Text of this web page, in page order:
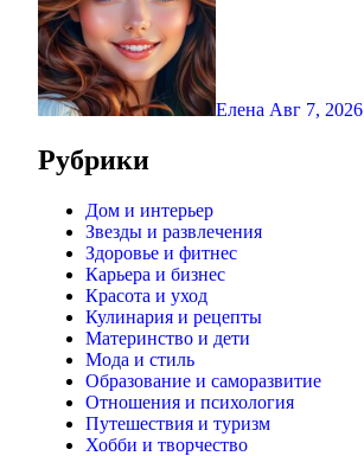
Елена Авг 7, 2026
Рубрики
Дом и интерьер
Звезды и развлечения
Здоровье и фитнес
Карьера и бизнес
Красота и уход
Кулинария и рецепты
Материнство и дети
Мода и стиль
Образование и саморазвитие
Отношения и психология
Путешествия и туризм
Хобби и творчество